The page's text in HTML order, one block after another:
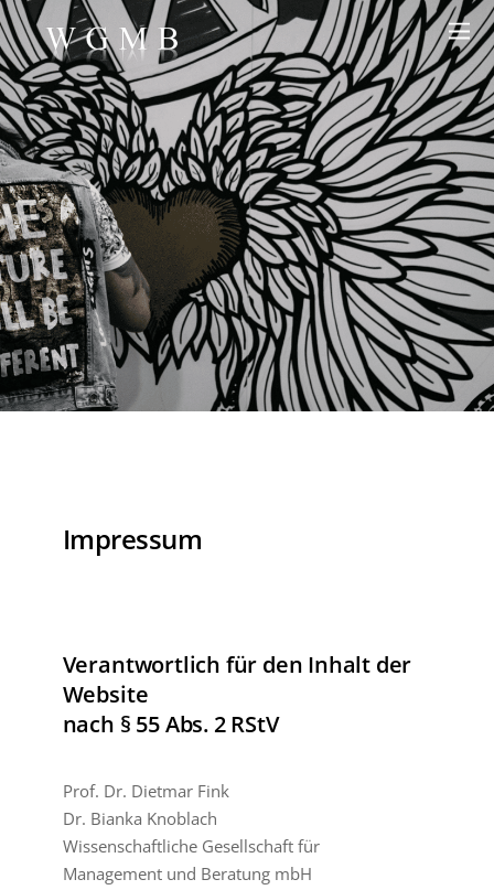
Impressum
Verantwortlich für den Inhalt der
Website
nach § 55 Abs. 2 RStV
Prof. Dr. Dietmar Fink
Dr. Bianka Knoblach
Wissenschaftliche Gesellschaft für
Management und Beratung mbH